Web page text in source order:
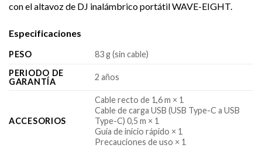
con el altavoz de DJ inalámbrico portátil WAVE-EIGHT.
Especificaciones
PESO
83 g (sin cable)
PERIODO DE
GARANTÍA
2 años
ACCESORIOS
Cable recto de 1,6 m × 1
Cable de carga USB (USB Type-C a USB
Type-C) 0,5 m × 1
Guía de inicio rápido × 1
Precauciones de uso × 1